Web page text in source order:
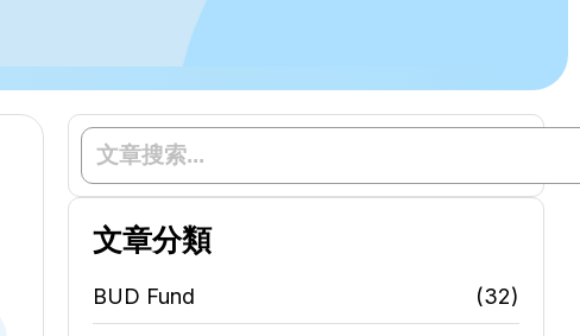
文章分類
BUD Fund (32)